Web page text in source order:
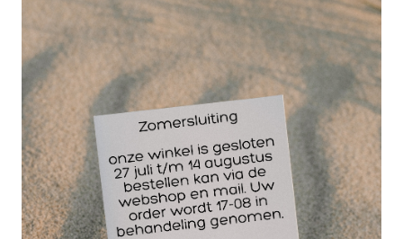
randsnede van de K-Active-tape voorkomt dat de
draden gaan rafelen en zorgt voor een lange
levensduur.
K-Active is 100% vrij van latex en schadelijke
stoffen zoals halogeenorganische verbindingen en
is daarom absoluut huidvriendelijk.
K-Active lijm: Geen huidirritatie!
De hypoallergene formule van de lijm garandeert de
beste compatibiliteit. De K-Active Classic Tape is
daarom ook ideaal voor de gevoelige huid. Niet